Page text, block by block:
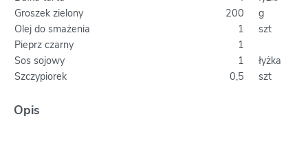
Groszek zielony
200
g
Olej do smażenia
1
szt
Pieprz czarny
1
Sos sojowy
1
łyżka
Szczypiorek
0,5 szt
Opis